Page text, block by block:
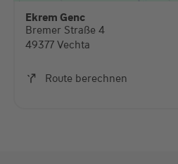
diese Karte
Ekrem Genc
Bremer Straße 4
49377 Vechta
Route berechnen